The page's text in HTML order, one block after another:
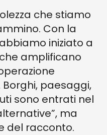
che stiamo
Con la
abbiamo iniziato a
amplificano
Borghi, paesaggi,
sono entrati nel
ma
del racconto.